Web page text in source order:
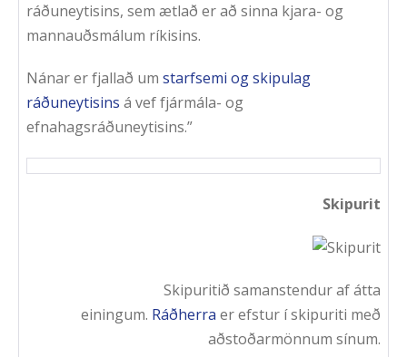
ráðuneytisins, sem ætlað er að sinna kjara- og
mannauðsmálum ríkisins.
Nánar er fjallað um starfsemi og skipulag
ráðuneytisins á vef fjármála- og
efnahagsráðuneytisins.”
Skipurit
Skipuritið samanstendur af átta
einingum. Ráðherra er efstur í skipuriti með
aðstoðarmönnum sínum.